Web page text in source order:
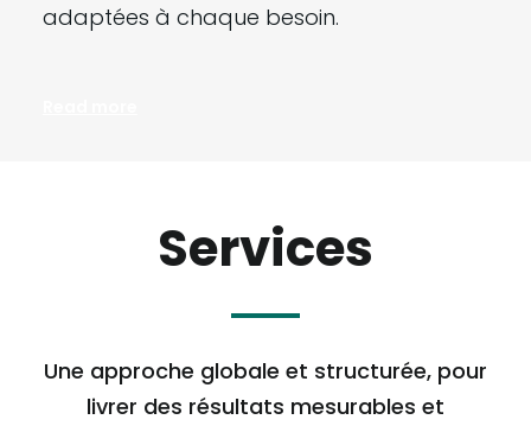
adaptées à chaque besoin.
Services
Une approche globale et structurée, pour
livrer des résultats mesurables et